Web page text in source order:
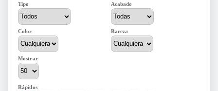
Tipo Acabado
Color Rareza
Mostrar
Rápidos